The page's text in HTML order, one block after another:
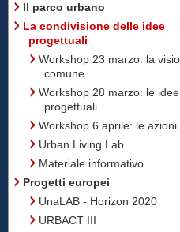
Il parco urbano
La condivisione delle idee
progettuali
Workshop 23 marzo: la
comune
Workshop 28 marzo: le idee
progettuali
Workshop 6 aprile: le azioni
Urban Living Lab
Materiale informativo
Progetti europei
UnaLAB - Horizon 2020
URBACT III